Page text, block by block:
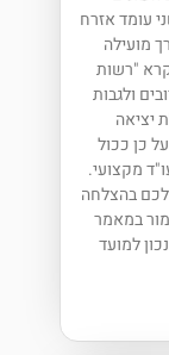
עומד אזרח
מועילה
"רשות
ולגבות
יציאה
כן ככול
מקצועי.
לכם בהצלחה
במאמר
למועד